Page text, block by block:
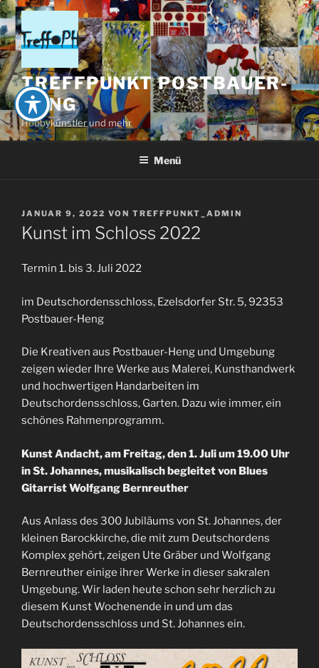
Zum
Inhalt
springen
TREFFPUNKT POSTBAUER-
HENG
Hobbykünstler und mehr
Menü
VERÖFFENTLICHT
AM
JANUAR 9, 2022 VON TREFFPUNKT_ADMIN
Kunst im Schloss 2022
Termin 1. bis 3. Juli 2022
im Deutschordensschloss, Ezelsdorfer Str. 5, 92353
Postbauer-Heng
Die Kreativen aus Postbauer-Heng und Umgebung
zeigen wieder Ihre Werke aus Malerei, Kunsthandwerk
und hochwertigen Handarbeiten im
Deutschordensschloss, Garten. Dazu wie immer, ein
schönes Rahmenprogramm.
Kunst Andacht, am Freitag, den 1. Juli um 19.00 Uhr
in St. Johannes,musikalisch begleitet von Blues
Gitarrist Wolfgang Bernreuther
Aus Anlass des 300 Jubiläums von St. Johannes, der
kleinen Barockkirche, die mit zum Deutschordens
Komplex gehört, zeigen Ute Gräber und Wolfgang
Bernreuther einige ihrer Werke in dieser sakralen
Umgebung. Wir laden heute schon sehr herzlich zu
diesem Kunst Wochenende in und um das
Deutschordensschloss und St. Johannes ein.